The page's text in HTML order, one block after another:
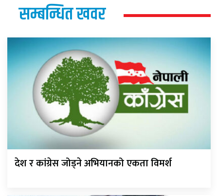
सम्बन्धित खवर
देश र कांग्रेस जोड्ने अभियानको एकता विमर्श